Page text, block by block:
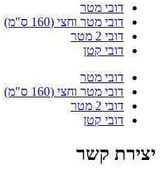
דובי מטר
דובי מטר וחצי (160 ס"מ)
דובי 2 מטר
דובי קטן
דובי מטר
דובי מטר וחצי (160 ס"מ)
דובי 2 מטר
דובי קטן
יצירת קשר